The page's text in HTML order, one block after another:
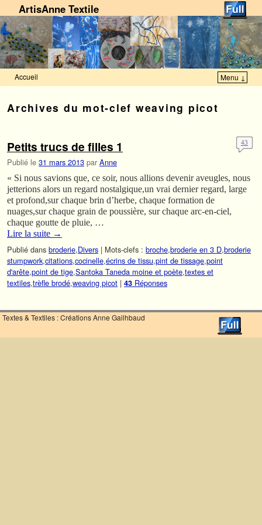
ArtisAnne Textile
Accueil Menu ↓
Archives du mot-clef weaving picot
Petits trucs de filles 1
Publié le 31 mars 2013 par Anne
43
« Si nous savions que, ce soir, nous allions devenir aveugles, nous
jetterions alors un regard nostalgique,un vrai dernier regard, large
et profond,sur chaque brin d’herbe, chaque formation de
nuages,sur chaque grain de poussière, sur chaque arc-en-ciel,
chaque goutte de pluie, …
Lire la suite →
Publié dans broderie,Divers | Mots-clefs : broche,broderie en 3 D,broderie
stumpwork,citations,cocinelle,écrins de tissu,pint de tissage,point
d'arête,point de tige,Santoka Taneda moine et poète,textes et
textiles,trèfle brodé,weaving picot | 43 Réponses
Textes & Textiles : Créations Anne Gailhbaud